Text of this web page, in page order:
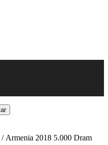
/ Armenia 2018 5.000 Dram